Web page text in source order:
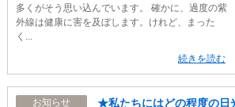
多くがそう思い込んでいます。 確かに、過度の紫
外線は健康に害を及ぼします。けれど、まった
く...
続きを読む
お知らせ ★私たちにはどの程度の日